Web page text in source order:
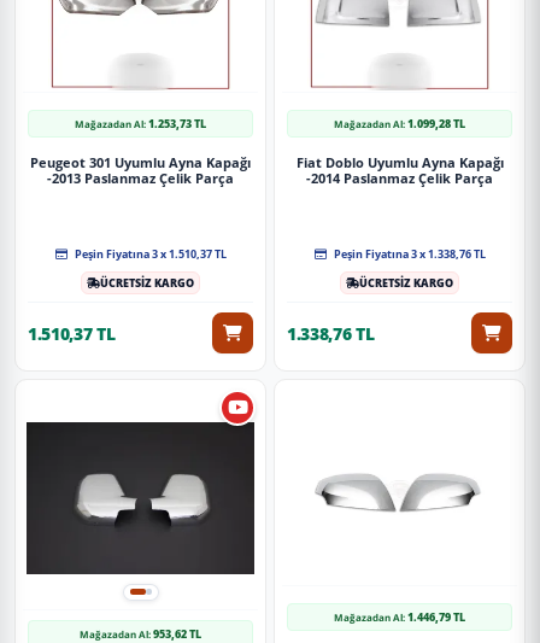
Mağazadan Al:1.253,73 TL
Peugeot 301 Uyumlu Ayna Kapağı
-2013 Paslanmaz Çelik Parça
Peşin Fiyatına 3 x 1.510,37 TL
ÜCRETSİZ KARGO
1.510,37 TL
Mağazadan Al:1.099,28 TL
Fiat Doblo Uyumlu Ayna Kapağı
-2014 Paslanmaz Çelik Parça
Peşin Fiyatına 3 x 1.338,76 TL
ÜCRETSİZ KARGO
1.338,76 TL
Mağazadan Al:953,62 TL
Mağazadan Al:1.446,79 TL